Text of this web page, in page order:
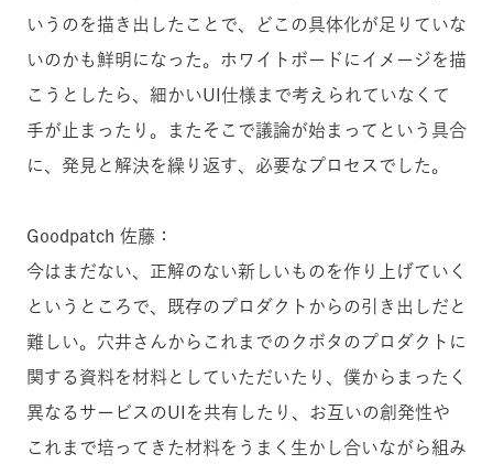
いうのを描き出したことで、どこの具体化が足りていな
いのかも鮮明になった。ホワイトボードにイメージを描
こうとしたら、細かいUI仕様まで考えられていなくて
手が止まったり。またそこで議論が始まってという具合
に、発見と解決を繰り返す、必要なプロセスでした。
Goodpatch 佐藤：
今はまだない、正解のない新しいものを作り上げていく
というところで、既存のプロダクトからの引き出しだと
難しい。穴井さんからこれまでのクボタのプロダクトに
関する資料を材料としていただいたり、僕からまったく
異なるサービスのUIを共有したり、お互いの創発性や
これまで培ってきた材料をうまく生かし合いながら組み